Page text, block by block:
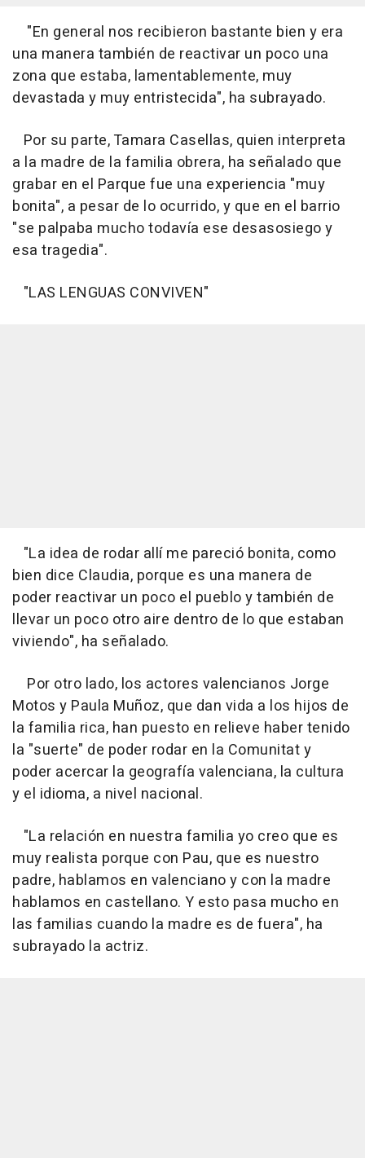
"En general nos recibieron bastante bien y era
una manera también de reactivar un poco una
zona que estaba, lamentablemente, muy
devastada y muy entristecida", ha subrayado.
Por su parte, Tamara Casellas, quien interpreta
a la madre de la familia obrera, ha señalado que
grabar en el Parque fue una experiencia "muy
bonita", a pesar de lo ocurrido, y que en el barrio
"se palpaba mucho todavía ese desasosiego y
esa tragedia".
"LAS LENGUAS CONVIVEN"
"La idea de rodar allí me pareció bonita, como
bien dice Claudia, porque es una manera de
poder reactivar un poco el pueblo y también de
llevar un poco otro aire dentro de lo que estaban
viviendo", ha señalado.
Por otro lado, los actores valencianos Jorge
Motos y Paula Muñoz, que dan vida a los hijos de
la familia rica, han puesto en relieve haber tenido
la "suerte" de poder rodar en la Comunitat y
poder acercar la geografía valenciana, la cultura
y el idioma, a nivel nacional.
"La relación en nuestra familia yo creo que es
muy realista porque con Pau, que es nuestro
padre, hablamos en valenciano y con la madre
hablamos en castellano. Y esto pasa mucho en
las familias cuando la madre es de fuera", ha
subrayado la actriz.